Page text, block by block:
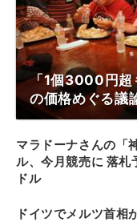
「1個3000円超
の価格めぐる議
マラドーナさんの「
ル、今月競売に 落札
ドル
ドイツでメルツ首相